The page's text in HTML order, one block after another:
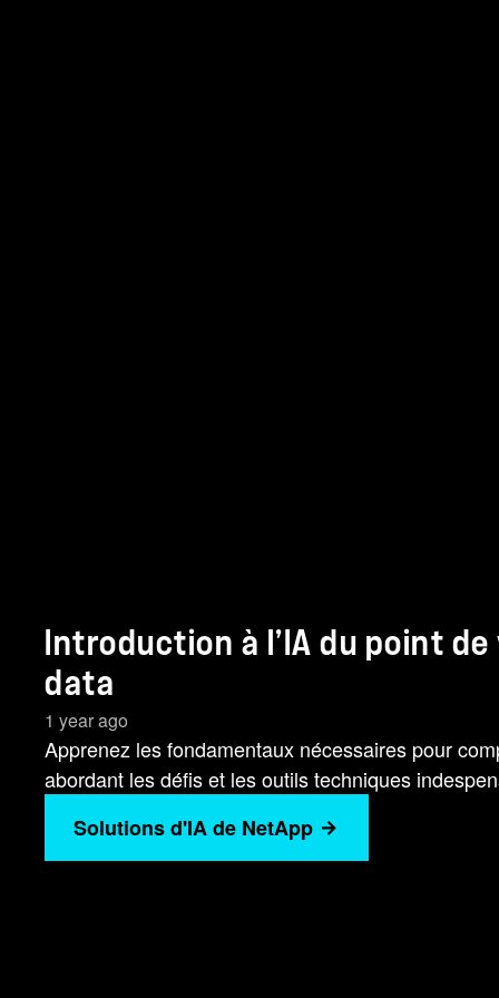
Introduction à l’IA du point
data
1 year ago
Apprenez les fondamentaux nécessaires pour
abordant les défis et les outils techniques
Solutions d'IA de NetApp